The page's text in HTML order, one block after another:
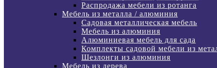
Распродажа мебели из ротанга
Мебель из металла / алюминия
Садовая металлическая мебель
Мебель из алюминия
Алюминиевая мебель для сада
Комплекты садовой мебели из
Шезлонги из алюминия
Мебель из дерева